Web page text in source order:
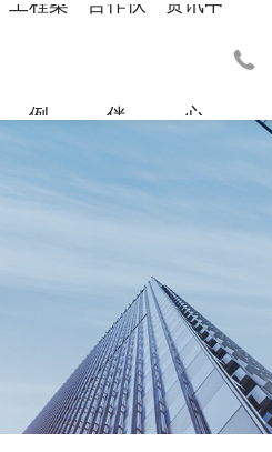
荣誉资质
城市更
混凝土外
防腐耐久
科研平台
工程案
例
桥梁隧道
合作伙
伴
资讯中
心
行业新闻